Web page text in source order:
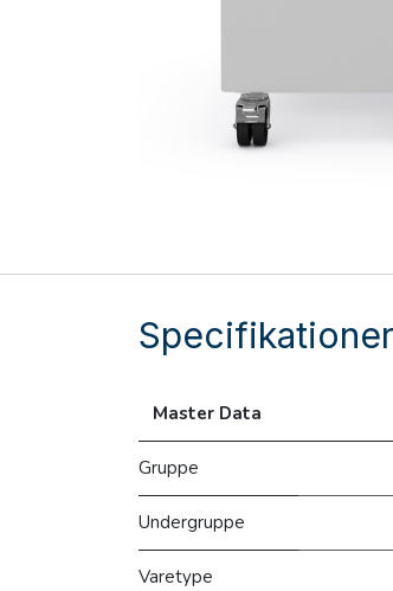
Specifikationer
Master Data
Gruppe
Undergruppe
Varetype